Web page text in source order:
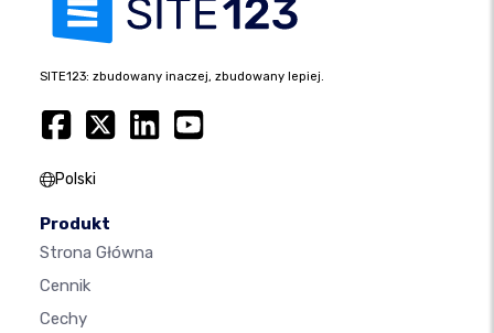
SITE123: zbudowany inaczej, zbudowany lepiej.
Polski
Produkt
Strona Główna
Cennik
Cechy